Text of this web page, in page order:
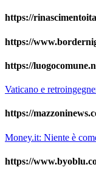
https://
https://
https://
Vaticano e
https://
Money.it: Niente è
https://